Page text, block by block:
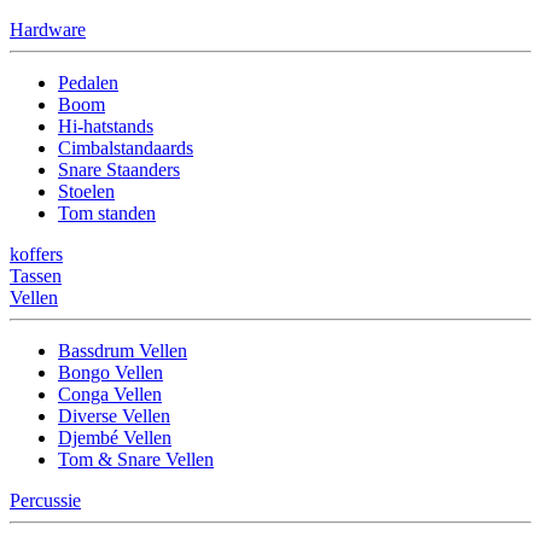
Hardware
Pedalen
Boom
Hi-hatstands
Cimbalstandaards
Snare Staanders
Stoelen
Tom standen
koffers
Tassen
Vellen
Bassdrum Vellen
Bongo Vellen
Conga Vellen
Diverse Vellen
Djembé Vellen
Tom & Snare Vellen
Percussie